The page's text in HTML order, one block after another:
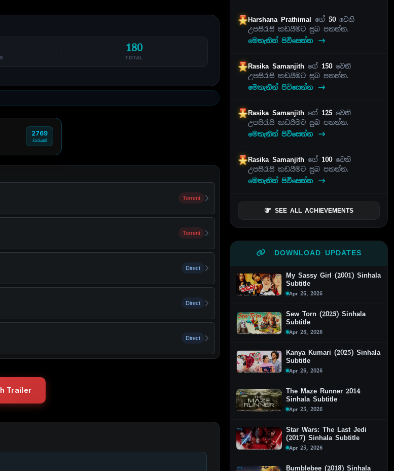
180
TOTAL
2769
වාරයක්
Torrent
Torrent
Direct
Direct
Direct
Trailer
Harshana Prathimal ගේ 50වෙනි
උපසිරැසි කඩයීමට සුබ පතන්න.
මෙතැනින් පිවිසෙන්න
Rasika Samanjithගේ 150වෙනි
උපසිරැසි කඩයීමට සුබ පතන්න.
මෙතැනින් පිවිසෙන්න
Rasika Samanjithගේ 125 වෙනි
උපසිරැසි කඩයීමට සුබ පතන්න.
මෙතැනින් පිවිසෙන්න
Rasika Samanjithගේ 100වෙනි
උපසිරැසි කඩයීමට සුබ පතන්න.
මෙතැනින් පිවිසෙන්න
SEE ALL ACHIEVEMENTS
DOWNLOAD UPDATES
My Sassy Girl (2001) Sinhala
Subtitle
Apr 26, 2026
Sew Torn (2025) Sinhala
Subtitle
Apr 26, 2026
Kanya Kumari (2025) Sinhala
Subtitle
Apr 26, 2026
The Maze Runner 2014
Sinhala Subtitle
Apr 25, 2026
Star Wars: The Last Jedi
(2017) Sinhala Subtitle
Apr 25, 2026
Bumblebee (2018) Sinhala